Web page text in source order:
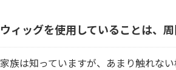
ウィッグを使用していることは、
家族は知っていますが、あまり触れない